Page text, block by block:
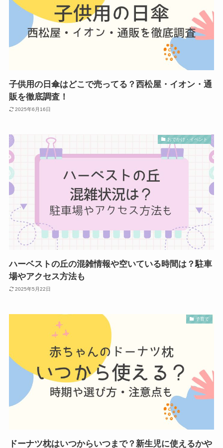
子供用の日傘はどこで売ってる？西松屋・イオン・通
販を徹底調査！
2025年6月16日
おでかけ・イベント
ハーベストの丘の混雑情報や空いている時間は？駐車
場やアクセス方法も
2025年5月22日
子育て
ドーナツ枕はいつからいつまで？新生児に使えるかや